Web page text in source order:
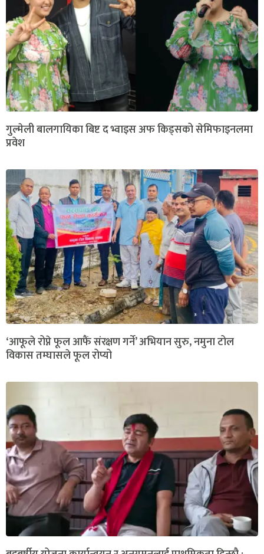
गुल्मेली बालगायिका बिष्ट द भ्वाइस अफ किड्सको सेमिफाइनलमा
प्रवेश
‘आफूले रोप्ने फूल आफैं संरक्षण गर्ने’ अभियान सुरु, नमुना टोल
विकास तम्घासले फूल रोप्यो